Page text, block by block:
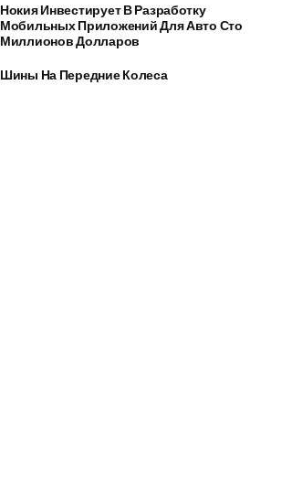
Нокия Инвестирует В Разработку
Мобильных Приложений Для Авто Сто
Миллионов Долларов
Шины На Передние Колеса